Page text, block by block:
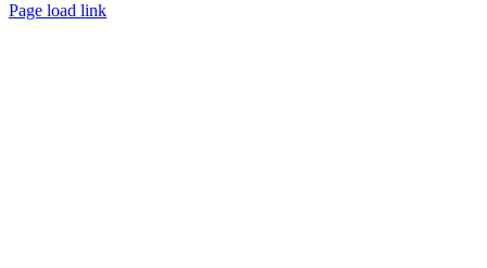
Facebook
Instagram
YouTube
LinkedIn
X
Page load link